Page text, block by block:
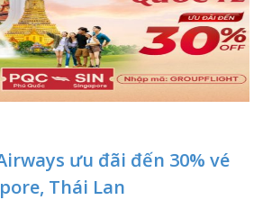
ưu đãi đến 30% vé
Thái Lan